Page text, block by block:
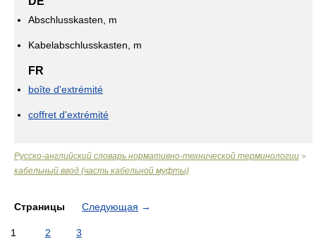
Abschlusskasten, m
Kabelabschlusskasten, m
FR
boîte d'extrémité
coffret d'extrémité
Русско-английский словарь нормативно-технической терминологии >
кабельный ввод (часть кабельной муфты)
Страницы Следующая →
1 2 3